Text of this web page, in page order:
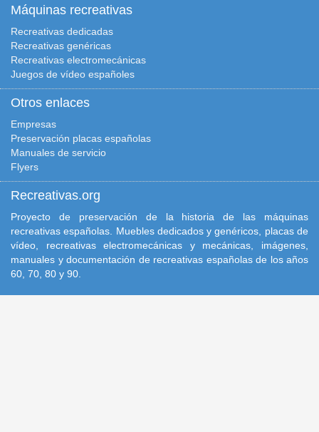
Máquinas recreativas
Recreativas dedicadas
Recreativas genéricas
Recreativas electromecánicas
Juegos de vídeo españoles
Otros enlaces
Empresas
Preservación placas españolas
Manuales de servicio
Flyers
Recreativas.org
Proyecto de preservación de la historia de las máquinas
recreativas españolas. Muebles dedicados y genéricos, placas de
vídeo, recreativas electromecánicas y mecánicas, imágenes,
manuales y documentación de recreativas españolas de los años
60, 70, 80 y 90.